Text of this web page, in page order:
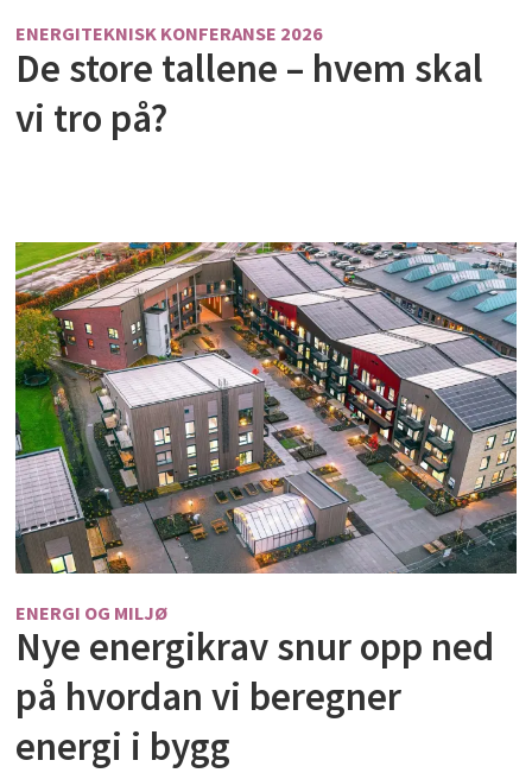
ENERGITEKNISK KONFERANSE 2026
De store tallene – hvem skal
vi tro på?
ENERGI OG MILJØ
Nye energikrav snur opp ned
på hvordan vi beregner
energi i bygg